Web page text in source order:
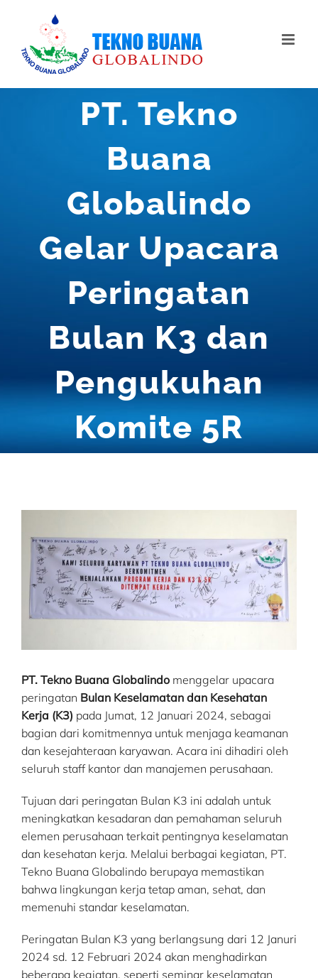
content
PT. Tekno
Buana
Globalindo
Gelar Upacara
Peringatan
Bulan K3 dan
Pengukuhan
Komite 5R
Larger
Image
PT. Tekno Buana Globalindomenggelar upacara
peringatan Bulan Keselamatan dan Kesehatan
Kerja (K3) pada Jumat, 12 Januari 2024, sebagai
bagian dari komitmennya untuk menjaga keamanan
dan kesejahteraan karyawan. Acara ini dihadiri oleh
seluruh staff kantor dan manajemen perusahaan.
Tujuan dari peringatan Bulan K3 ini adalah untuk
meningkatkan kesadaran dan pemahaman seluruh
elemen perusahaan terkait pentingnya keselamatan
dan kesehatan kerja. Melalui berbagai kegiatan, PT.
Tekno Buana Globalindo berupaya memastikan
bahwa lingkungan kerja tetap aman, sehat, dan
memenuhi standar keselamatan.
Peringatan Bulan K3 yang berlangsung dari 12 Januri
2024 sd. 12 Februari 2024 akan menghadirkan
beberapa kegiatan, seperti seminar keselamatan